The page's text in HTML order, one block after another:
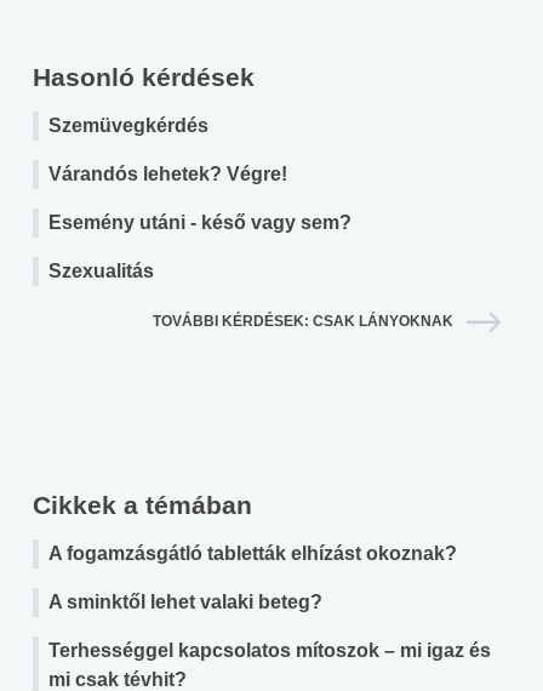
Hasonló kérdések
Szemüvegkérdés
Várandós lehetek? Végre!
Esemény utáni - késő vagy sem?
Szexualitás
TOVÁBBI KÉRDÉSEK: CSAK LÁNYOKNAK
Cikkek a témában
A fogamzásgátló tabletták elhízást okoznak?
A sminktől lehet valaki beteg?
Terhességgel kapcsolatos mítoszok – mi igaz és
mi csak tévhit?